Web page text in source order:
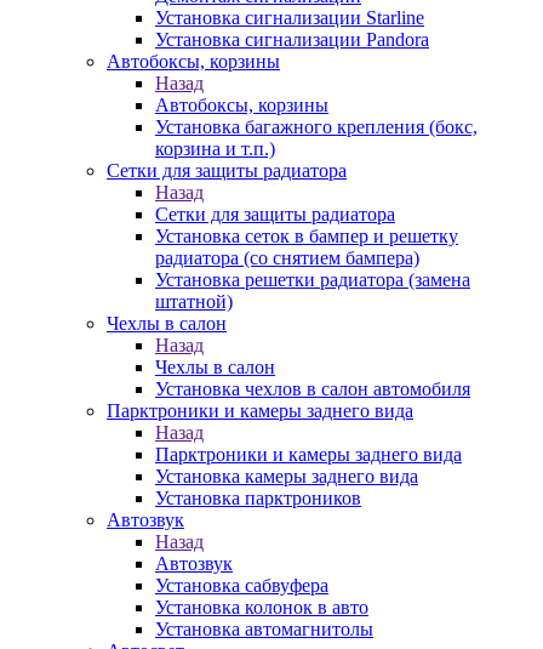
Установка сигнализации Starline
Установка сигнализации Pandora
Автобоксы, корзины
Назад
Автобоксы, корзины
Установка багажного крепления (бокс,
корзина и т.п.)
Сетки для защиты радиатора
Назад
Сетки для защиты радиатора
Установка сеток в бампер и решетку
радиатора (со снятием бампера)
Установка решетки радиатора (замена
штатной)
Чехлы в салон
Назад
Чехлы в салон
Установка чехлов в салон автомобиля
Парктроники и камеры заднего вида
Назад
Парктроники и камеры заднего вида
Установка камеры заднего вида
Установка парктроников
Автозвук
Назад
Автозвук
Установка сабвуфера
Установка колонок в авто
Установка автомагнитолы